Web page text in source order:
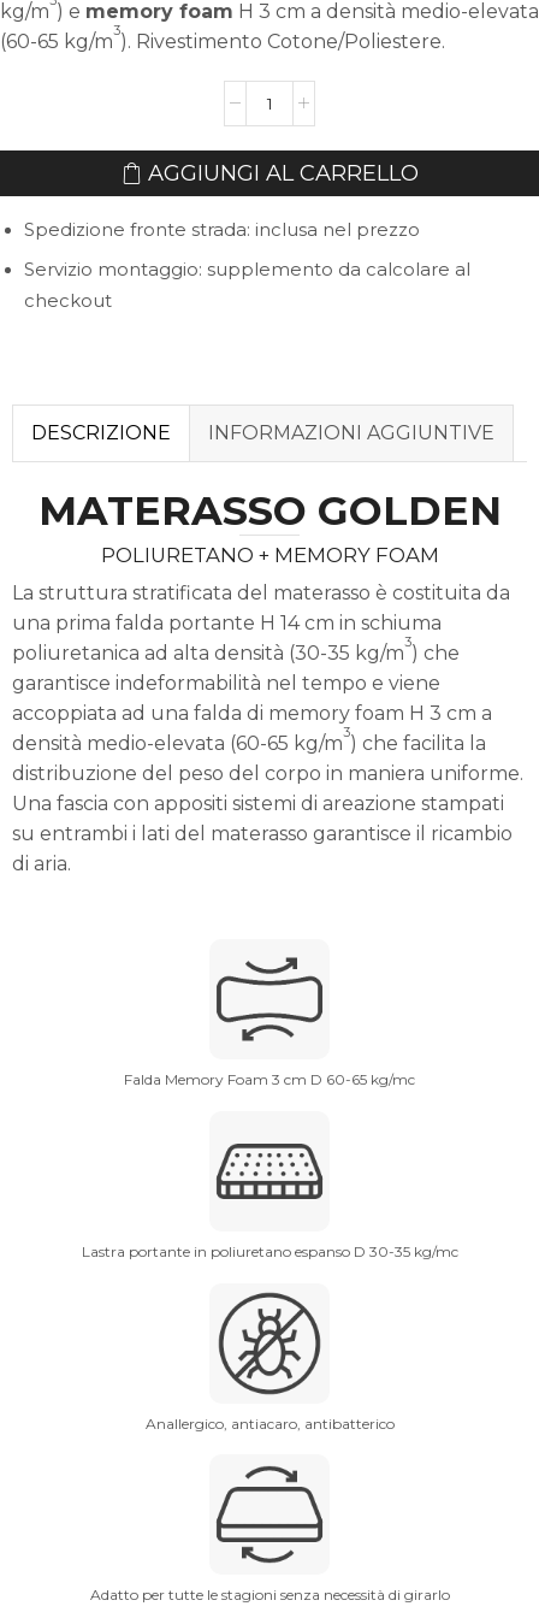
kg/m ) e memory foam H 3 cm a densità medio-elevata
(60-65 kg/m
3
). Rivestimento Cotone/Poliestere.
Materasso
Golden
quantità
AGGIUNGI AL CARRELLO
Spedizione fronte strada: inclusa nel prezzo
Servizio montaggio: supplemento da calcolare al
checkout
DESCRIZIONE INFORMAZIONI AGGIUNTIVE
MATERASSO GOLDEN
POLIURETANO + MEMORY FOAM
La struttura stratificata del materasso è costituita da
una prima falda portante H 14 cm in schiuma
poliuretanica ad alta densità (30-35 kg/m
3
) che
garantisce indeformabilità nel tempo e viene
accoppiata ad una falda di memory foam H 3 cm a
densità medio-elevata (60-65 kg/m
3
) che facilita la
distribuzione del peso del corpo in maniera uniforme.
Una fascia con appositi sistemi di areazione stampati
su entrambi i lati del materasso garantisce il ricambio
di aria.
Falda Memory Foam 3 cm D 60-65 kg/mc
Lastra portante in poliuretano espanso D 30-35 kg/mc
Anallergico, antiacaro, antibatterico
Adatto per tutte le stagioni senza necessità di girarlo